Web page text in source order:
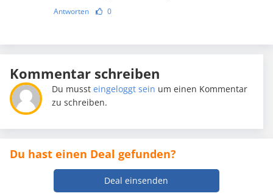
Antworten 0
Kommentar schreiben
Du mussteingeloggt sein um einen Kommentar
zu schreiben.
Du hast einen Deal gefunden?
Deal einsenden